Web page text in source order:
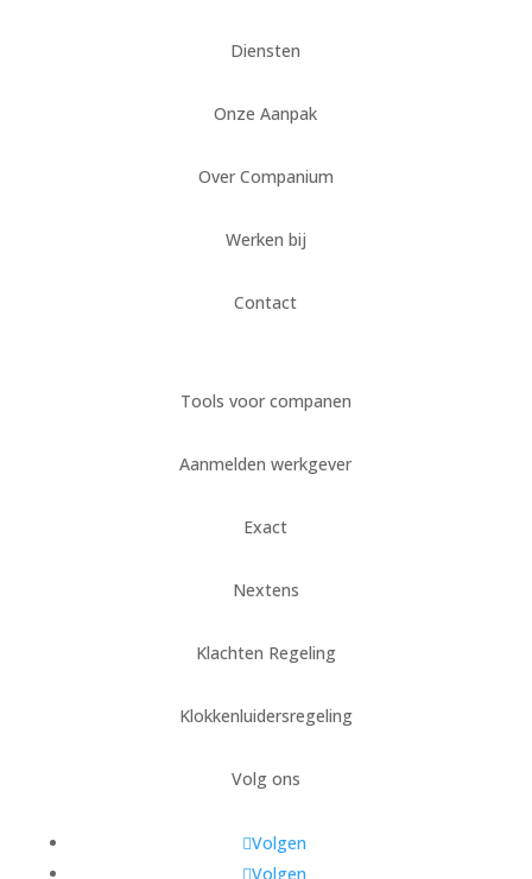
Diensten
Onze Aanpak
Over Companium
Werken bij
Contact
Tools voor companen
Aanmelden werkgever
Exact
Nextens
Klachten Regeling
Klokkenluidersregeling
Volg ons
Volgen
Volgen